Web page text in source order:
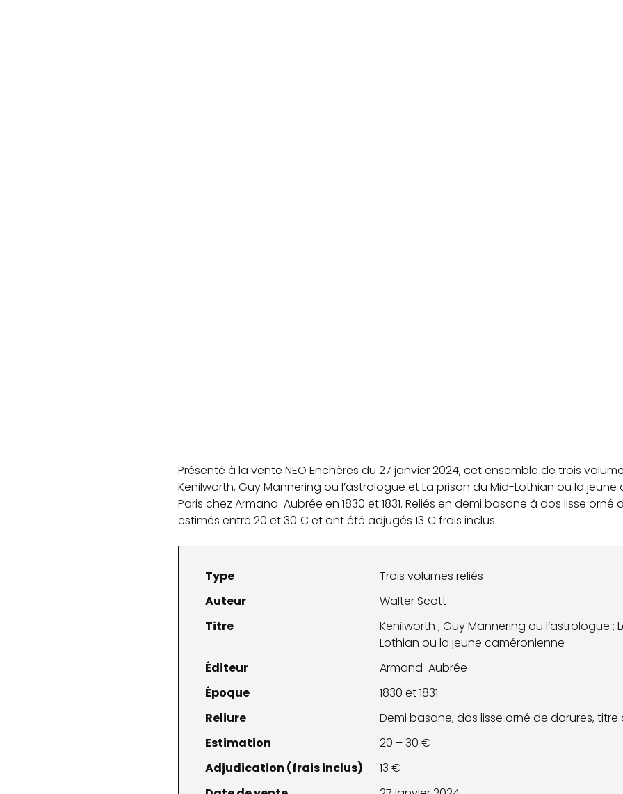
Présenté à la vente NEO Enchères du 27 janvier 2024, cet ensemble de trois
Kenilworth, Guy Mannering ou l’astrologue et La prison du Mid-Lothian ou la
Paris chez Armand-Aubrée en 1830 et 1831. Reliés en demi basane à dos lisse orné
estimés entre 20 et 30 € et ont été adjugés 13 € frais inclus.
Type
Trois volumes reliés
Auteur
Walter Scott
Titre
Kenilworth ; Guy Mannering ou l’astrologue ;
Lothian ou la jeune caméronienne
Éditeur
Armand-Aubrée
Époque
1830 et 1831
Reliure
Demi basane, dos lisse orné de dorures, titre
Estimation
20 – 30 €
Adjudication (frais inclus)
13 €